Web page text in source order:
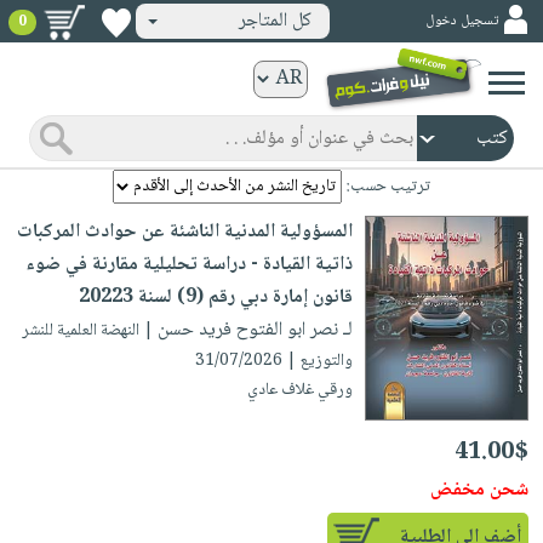
ورقية
المواضيع
صدر
حديثاً
الأكثر
مبيعاً
جوائز
شحن
مخفض
عروض
خاصة
صفحات
مشوقة
الكترونية
الصفحة
الرئيسية
صدر
حديثاً
الأكثر
مبيعاً
كتب
مجانية
كتب
صوتية
الصفحة
الرئيسية
masmu3
بلا
حدود
أطفال
وناشئة
الصفحةوسائل
تسجيل دخول كل المتاجر 0
ترتيب حسب:
المسؤولية المدنية الناشئة عن حوادث المركبات
ذاتية القيادة - دراسة تحليلية مقارنة في ضوء
قانون إمارة دبي رقم (9) لسنة 20223
لـ نصر ابو الفتوح فريد حسن | النهضة العلمية للنشر
والتوزيع | 31/07/2026
ورقي غلاف عادي
41.00$
شحن مخفض